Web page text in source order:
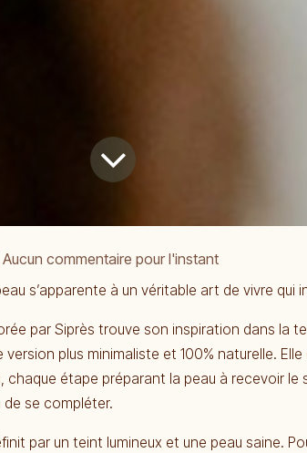
| Aucun commentaire pour l'instant
s’apparente à un véritable art de vivre qui
par Siprès trouve son inspiration dans la
plus minimaliste et 100% naturelle.
chaque étape préparant la peau à recevoir le
se compléter.
par un teint lumineux et une peau saine.